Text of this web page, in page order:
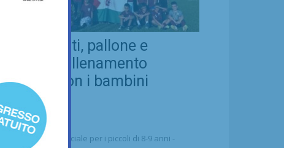
Real Chianti, pallone e
bellezza: allenamento
insieme con i bambini
Saharawi
Calcio 21/07/2026
"Un'occasione speciale per i piccoli di 8-9 anni -